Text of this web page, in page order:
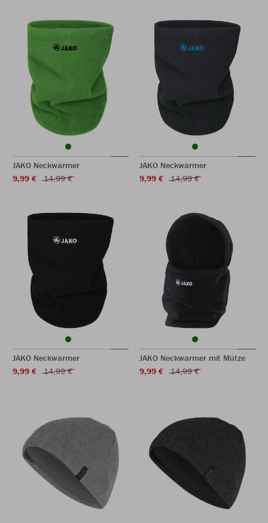
JAKO Neckwarmer
9,99 €
14,99 €
JAKO Neckwarmer
9,99 €
14,99 €
JAKO Neckwarmer
9,99 €
14,99 €
JAKO Neckwarmer mit Mütze
9,99 €
14,99 €